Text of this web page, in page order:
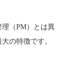
（PM）とは異
の特徴です。